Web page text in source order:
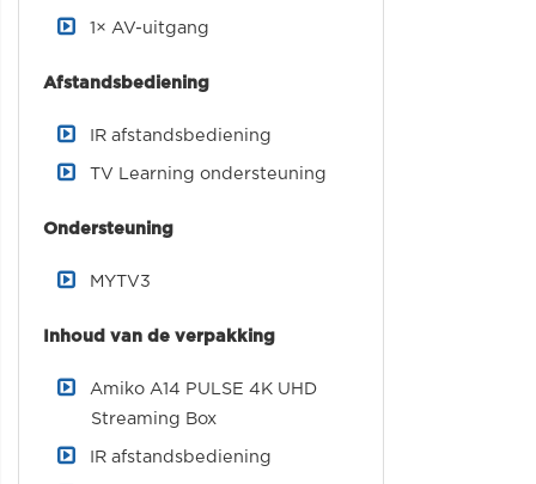
1× AV-uitgang
Afstandsbediening
IR afstandsbediening
TV Learning ondersteuning
Ondersteuning
MYTV3
Inhoud van de verpakking
Amiko A14 PULSE 4K UHD
Streaming Box
IR afstandsbediening